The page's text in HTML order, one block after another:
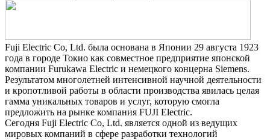
Fuji Electric Co, Ltd. была основана в Японии 29 августа 1923
года в городе Токио как совместное предприятие японской
компании Furukawa Electric и немецкого концерна Siemens.
Результатом многолетней интенсивной научной деятельности
и кропотливой работы в области производства явилась целая
гамма уникальных товаров и услуг, которую смогла
предложить на рынке компания FUJI Electric.
Сегодня Fuji Electric Co, Ltd. является одной из ведущих
мировых компаний в сфере разработки технологий